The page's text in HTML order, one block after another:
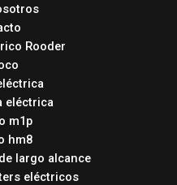
Rooder
eléctrica
m1p
hm8
largo alcance
eléctricos